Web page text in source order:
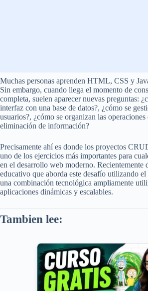
Muchas personas aprenden HTML, CSS y
Sin embargo, cuando llega el momento de
completa, suelen aparecer nuevas preguntas:
interfaz con una base de datos?, ¿cómo se
usuarios?, ¿cómo se organizan las
eliminación de información?
Precisamente ahí es donde los proyectos
uno de los ejercicios más importantes para
en el desarrollo web moderno. Recientemente
educativo que aborda este desafío utilizando
una combinación tecnológica ampliamente
aplicaciones dinámicas y escalables.
Tambien lee: